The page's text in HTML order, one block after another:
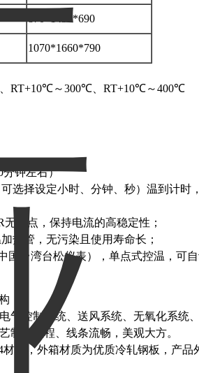
870*1490*690
1070*1660*790
RT+10℃～300℃、RT+10℃～400℃
分钟左右）
选择设定小时、分钟、秒）温到计
接点，保持电流的高稳定性；
热管，无污染且使用寿命长；
国台湾台松仪表），单点式控温，可
：
气控制系统、送风系统、无氧化系统
制造流程、线条流畅，美观大方。
材质，外箱材质为优质冷轧钢板，产